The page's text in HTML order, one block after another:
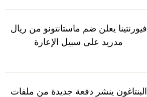
فيورنتينا يعلن ضم ماستانتونو من ريال
مدريد على سبيل الإعارة
البنتاغون ينشر دفعة جديدة من ملفات